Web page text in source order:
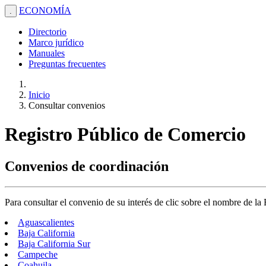
. ECONOMÍA
Directorio
Marco jurídico
Manuales
Preguntas frecuentes
Inicio
Consultar convenios
Registro Público de Comercio
Convenios de coordinación
Para consultar el convenio de su interés de clic sobre el nombre de la
Aguascalientes
Baja California
Baja California Sur
Campeche